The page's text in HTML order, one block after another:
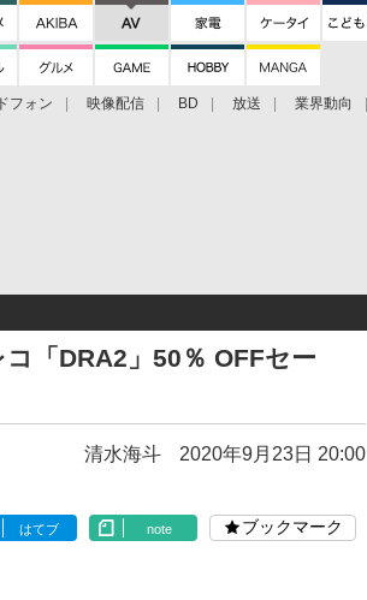
フォン 映像配信 BD 放送 業界動向
「DRA2」50％ OFFセー
清水海斗 2020年9月23日 20:00
はてブ note ブックマーク